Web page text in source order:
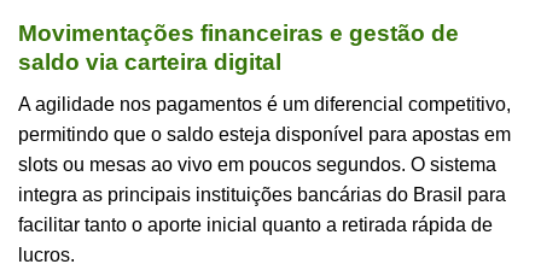
Movimentações financeiras e gestão de
saldo via carteira digital
A agilidade nos pagamentos é um diferencial competitivo,
permitindo que o saldo esteja disponível para apostas em
slots ou mesas ao vivo em poucos segundos. O sistema
integra as principais instituições bancárias do Brasil para
facilitar tanto o aporte inicial quanto a retirada rápida de
lucros.